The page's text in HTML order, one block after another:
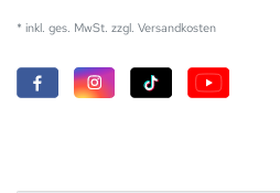
* inkl. ges. MwSt. zzgl. Versandkosten